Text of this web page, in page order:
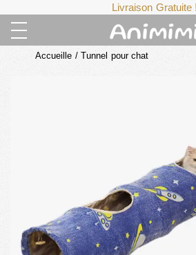
Livraison Gratuite !
Accueille / Tunnel pour chat